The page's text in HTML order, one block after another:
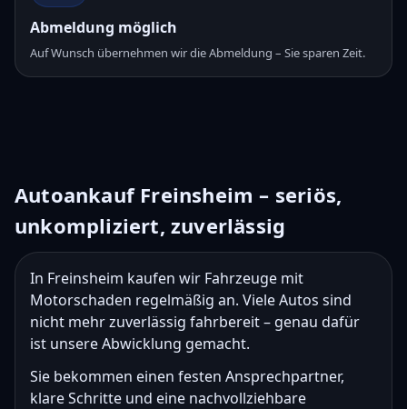
Abmeldung möglich
Auf Wunsch übernehmen wir die Abmeldung – Sie sparen Zeit.
Autoankauf Freinsheim – seriös,
unkompliziert, zuverlässig
In Freinsheim kaufen wir Fahrzeuge mit
Motorschaden regelmäßig an. Viele Autos sind
nicht mehr zuverlässig fahrbereit – genau dafür
ist unsere Abwicklung gemacht.
Sie bekommen einen festen Ansprechpartner,
klare Schritte und eine nachvollziehbare